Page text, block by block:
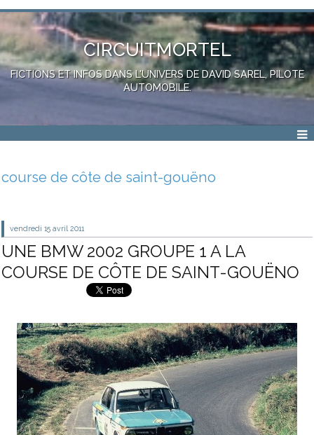
CIRCUITMORTEL
FICTIONS ET INFOS DANS L'UNIVERS DE DAVID SAREL, PILOTE
AUTOMOBILE.
course de côte de saint-gouëno
vendredi 15 avril 2011
UNE BMW 2002 GROUPE 1 A LA
COURSE DE CÔTE DE SAINT-GOUËNO